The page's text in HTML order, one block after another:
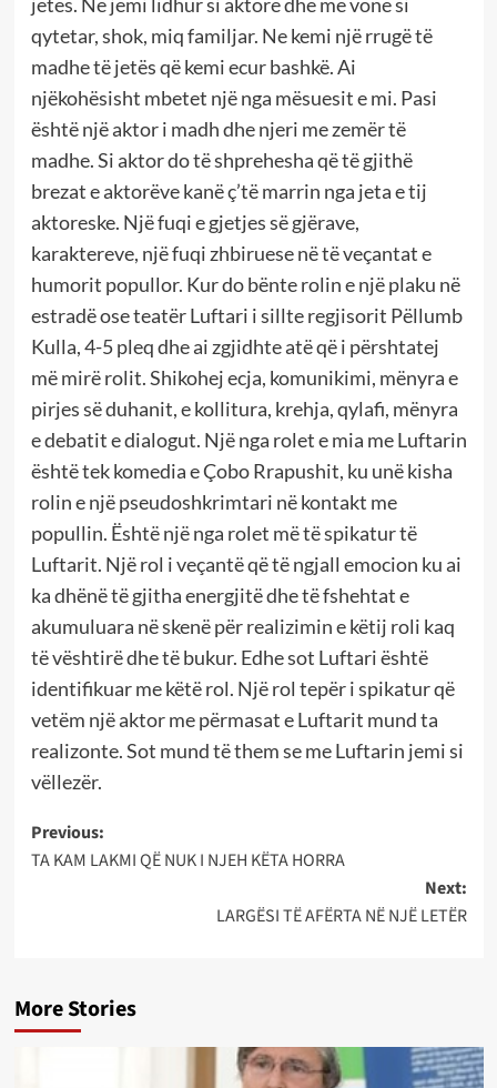
qytetar, shok, miq familjar. Ne kemi një rrugë të
madhe të jetës që kemi ecur bashkë. Ai
njëkohësisht mbetet një nga mësuesit e mi. Pasi
është një aktor i madh dhe njeri me zemër të
madhe. Si aktor do të shprehesha që të gjithë
brezat e aktorëve kanë ç’të marrin nga jeta e tij
aktoreske. Një fuqi e gjetjes së gjërave,
karaktereve, një fuqi zhbiruese në të veçantat e
humorit popullor. Kur do bënte rolin e një plaku në
estradë ose teatër Luftari i sillte regjisorit Pëllumb
Kulla, 4-5 pleq dhe ai zgjidhte atë që i përshtatej
më mirë rolit. Shikohej ecja, komunikimi, mënyra e
pirjes së duhanit, e kollitura, krehja, qylafi, mënyra
e debatit e dialogut. Një nga rolet e mia me Luftarin
është tek komedia e Çobo Rrapushit, ku unë kisha
rolin e një pseudoshkrimtari në kontakt me
popullin. Është një nga rolet më të spikatur të
Luftarit. Një rol i veçantë që të ngjall emocion ku ai
ka dhënë të gjitha energjitë dhe të fshehtat e
akumuluara në skenë për realizimin e këtij roli kaq
të vështirë dhe të bukur. Edhe sot Luftari është
identifikuar me këtë rol. Një rol tepër i spikatur që
vetëm një aktor me përmasat e Luftarit mund ta
realizonte. Sot mund të them se me Luftarin jemi si
vëllezër.
Post
navigation
Previous:
TA KAM LAKMI QË NUK I NJEH KËTA HORRA
Next:
LARGËSI TË AFËRTA NË NJË LETËR
More Stories